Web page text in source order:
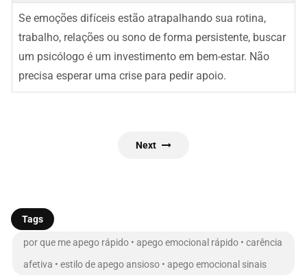
Se emoções difíceis estão atrapalhando sua rotina,
trabalho, relações ou sono de forma persistente, buscar
um psicólogo é um investimento em bem-estar. Não
precisa esperar uma crise para pedir apoio.
Next
Tags
por que me apego rápido • apego emocional rápido • carência
afetiva • estilo de apego ansioso • apego emocional sinais